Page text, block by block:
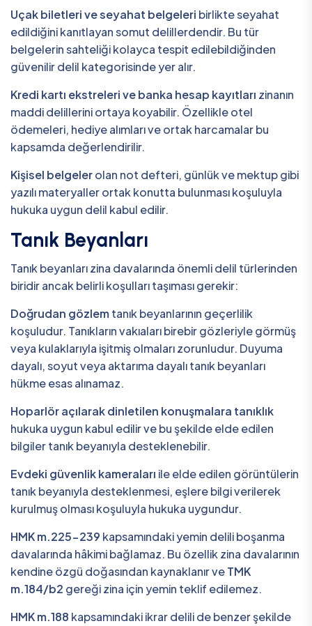
Uçak biletleri ve seyahat belgeleri birlikte seyahat
edildiğini kanıtlayan somut delillerdendir. Bu tür
belgelerin sahteliği kolayca tespit edilebildiğinden
güvenilir delil kategorisinde yer alır.
Kredi kartı ekstreleri ve banka hesap kayıtları zinanın
maddi delillerini ortaya koyabilir. Özellikle otel
ödemeleri, hediye alımları ve ortak harcamalar bu
kapsamda değerlendirilir.
Kişisel belgelerolan not defteri, günlük ve mektup gibi
yazılı materyaller ortak konutta bulunması koşuluyla
hukuka uygun delil kabul edilir.
Tanık Beyanları
Tanık beyanları zina davalarında önemli delil türlerinden
biridir ancak belirli koşulları taşıması gerekir:
Doğrudan gözlemtanık beyanlarının geçerlilik
koşuludur. Tanıkların vakıaları birebir gözleriyle görmüş
veya kulaklarıyla işitmiş olmaları zorunludur. Duyuma
dayalı, soyut veya aktarıma dayalı tanık beyanları
hükme esas alınamaz.
Hoparlör açılarak dinletilen konuşmalara tanıklık
hukuka uygun kabul edilir ve bu şekilde elde edilen
bilgiler tanık beyanıyla desteklenebilir.
Evdeki güvenlik kameraları ile elde edilen görüntülerin
tanık beyanıyla desteklenmesi, eşlere bilgi verilerek
kurulmuş olması koşuluyla hukuka uygundur.
HMK m.225-239 kapsamındaki yemin delili boşanma
davalarında hâkimi bağlamaz. Bu özellik zina davalarının
kendine özgü doğasından kaynaklanır veTMK
m.184/b2 gereği zina için yemin teklif edilemez.
HMK m.188 kapsamındaki ikrar delili de benzer şekilde